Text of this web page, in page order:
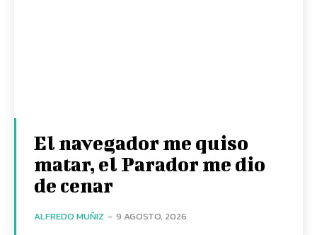
El navegador me quiso
matar, el Parador me dio
de cenar
ALFREDO MUÑIZ - 9 AGOSTO, 2026